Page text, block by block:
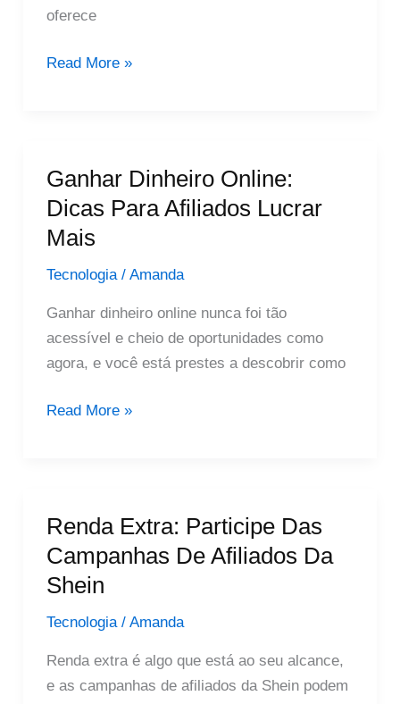
oferece
Principais
Read More »
Ganhar Dinheiro Online:
Dicas Para Afiliados Lucrar
Mais
Tecnologia/ Amanda
Ganhar dinheiro online nunca foi tão
acessível e cheio de oportunidades como
agora, e você está prestes a descobrir como
Ganhar
Afiliados
Lucrar
Mais
Read More »
Renda Extra: Participe Das
Campanhas De Afiliados Da
Shein
Tecnologia/ Amanda
Renda extra é algo que está ao seu alcance,
e as campanhas de afiliados da Shein podem